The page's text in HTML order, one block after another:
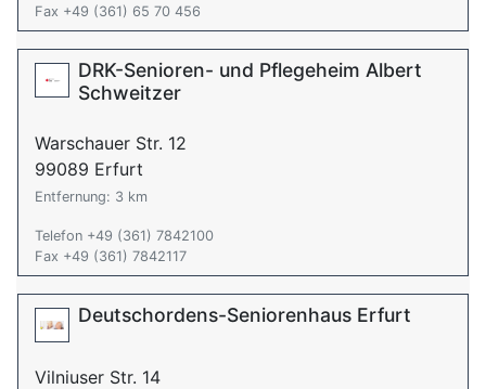
Fax +49 (361) 65 70 456
DRK-Senioren- und Pflegeheim Albert
Schweitzer
Warschauer Str. 12
99089 Erfurt
Entfernung: 3 km
Telefon +49 (361) 7842100
Fax +49 (361) 7842117
Deutschordens-Seniorenhaus Erfurt
Vilniuser Str. 14